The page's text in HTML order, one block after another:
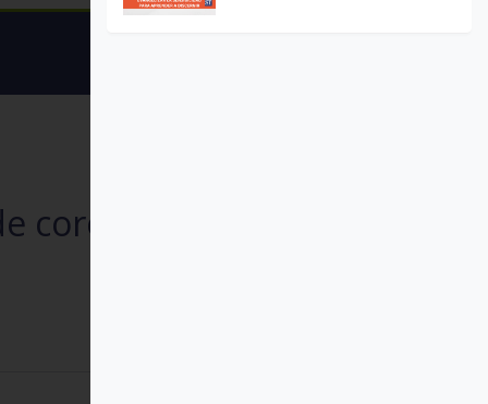
coronavirus